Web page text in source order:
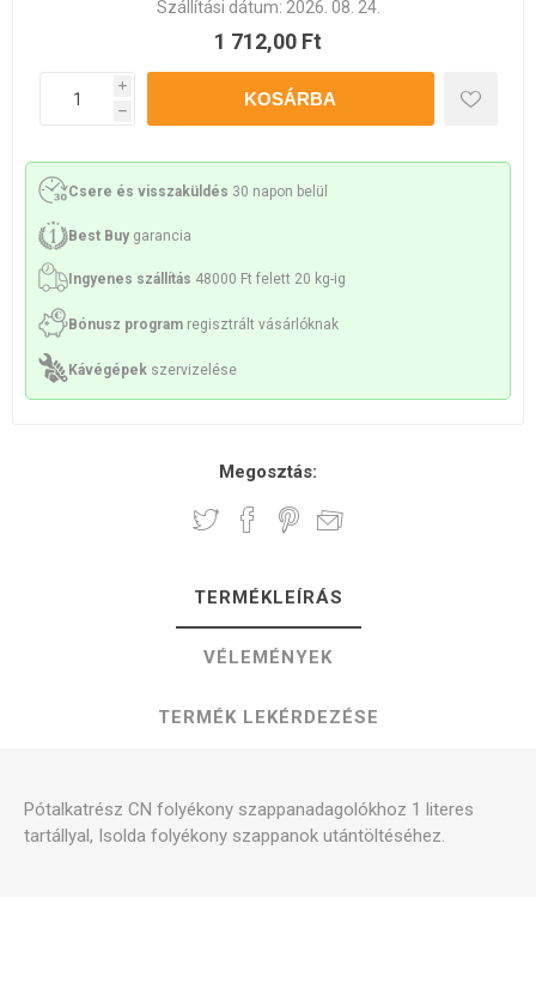
Szállítási dátum: 2026. 08. 24.
1 712,00 Ft
i
h
Csere és visszaküldés 30 napon belül
Best Buy garancia
Ingyenes szállítás 48000 Ft felett 20 kg-ig
Bónusz program regisztrált vásárlóknak
Kávégépek szervizelése
Megosztás:
TERMÉKLEÍRÁS
VÉLEMÉNYEK
TERMÉK LEKÉRDEZÉSE
Pótalkatrész CN folyékony szappanadagolókhoz 1 literes
tartállyal, Isolda folyékony szappanok utántöltéséhez.